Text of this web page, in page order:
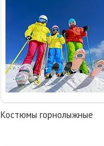
Костюмы горнолыжные